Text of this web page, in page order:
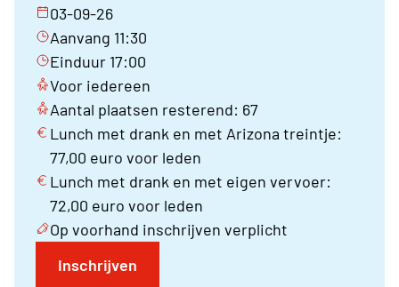
03-09-26
Aanvang 11:30
Einduur 17:00
Voor iedereen
Aantal plaatsen resterend: 67
Lunch met drank en met Arizona treintje:
77,00 euro voor leden
Lunch met drank en met eigen vervoer:
72,00 euro voor leden
Op voorhand inschrijven verplicht
Inschrijven